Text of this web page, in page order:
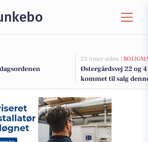
23 timer siden |
Østergårdsvej 22 og
kommet til salg
boligerne her.